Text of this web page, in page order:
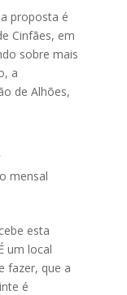
proposta é
Cinfães, em
sobre mais
a
de Alhões,
mensal
esta
um local
fazer, que a
é